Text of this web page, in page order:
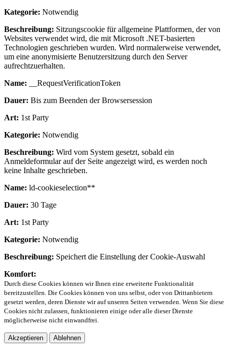
Kategorie: Notwendig
Beschreibung: Sitzungscookie für allgemeine Plattformen, der von
Websites verwendet wird, die mit Microsoft .NET-basierten
Technologien geschrieben wurden. Wird normalerweise verwendet,
um eine anonymisierte Benutzersitzung durch den Server
aufrechtzuerhalten.
Name: __RequestVerificationToken
Dauer: Bis zum Beenden der Browsersession
Art: 1st Party
Kategorie: Notwendig
Beschreibung: Wird vom System gesetzt, sobald ein
Anmeldeformular auf der Seite angezeigt wird, es werden noch
keine Inhalte geschrieben.
Name: ld-cookieselection**
Dauer: 30 Tage
Art: 1st Party
Kategorie: Notwendig
Beschreibung: Speichert die Einstellung der Cookie-Auswahl
Komfort:
Durch diese Cookies können wir Ihnen eine erweiterte Funktionalität
bereitzustellen. Die Cookies können von uns selbst, oder von Drittanbietern
gesetzt werden, deren Dienste wir auf unseren Seiten verwenden. Wenn Sie diese
Cookies nicht zulassen, funktionieren einige oder alle dieser Dienste
möglicherweise nicht einwandfrei.
Akzeptieren Ablehnen